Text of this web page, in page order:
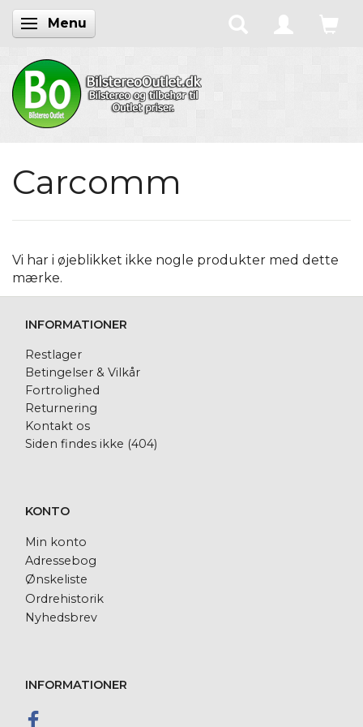
Skifte navigation
Menu
Carcomm
Vi har i øjeblikket ikke nogle produkter med dette
mærke.
INFORMATIONER
Restlager
Betingelser & Vilkår
Fortrolighed
Returnering
Kontakt os
Siden findes ikke (404)
KONTO
Min konto
Adressebog
Ønskeliste
Ordrehistorik
Nyhedsbrev
INFORMATIONER